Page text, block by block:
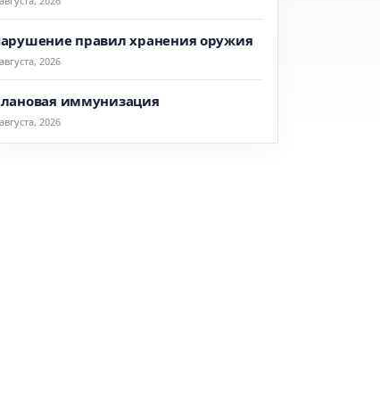
правил хранения оружия
2026
иммунизация
2026